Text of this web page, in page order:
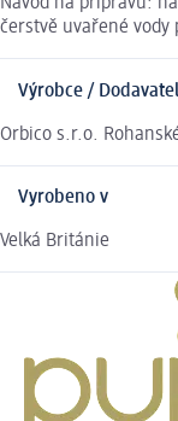
Návod na přípravu:
čerstvě uvařené vody
Výrobce / Dodavatel
Orbico s.r.o.
Vyrobeno v
Velká Británie